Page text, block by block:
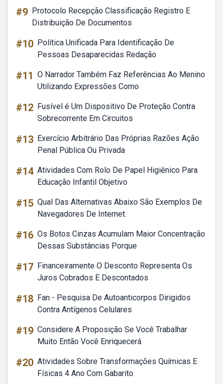
#9 Protocolo Recepção Classificação Registro E
Distribuição De Documentos
#10 Política Unificada Para Identificação De
Pessoas Desaparecidas Redação
#11 O Narrador Também Faz Referências Ao Menino
Utilizando Expressões Como
#12 Fusível é Um Dispositivo De Proteção Contra
Sobrecorrente Em Circuitos
#13 Exercício Arbitrário Das Próprias Razões Ação
Penal Pública Ou Privada
#14 Atividades Com Rolo De Papel Higiênico Para
Educação Infantil Objetivo
#15 Qual Das Alternativas Abaixo São Exemplos De
Navegadores De Internet.
#16 Os Botos Cinzas Acumulam Maior Concentração
Dessas Substâncias Porque
#17 Financeiramente O Desconto Representa Os
Juros Cobrados E Descontados
#18 Fan - Pesquisa De Autoanticorpos Dirigidos
Contra Antígenos Celulares
#19 Considere A Proposição Se Você Trabalhar
Muito Então Você Enriquecerá
#20 Atividades Sobre Transformações Químicas E
Físicas 4 Ano Com Gabarito